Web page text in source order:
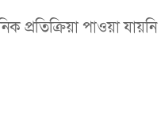
প্রতিক্রিয়া পাওয়া